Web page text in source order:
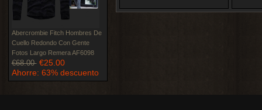
Abercrombie Fitch Hombres De
Cuello Redondo Con Gente
Fotos Largo Remera AF6098
€68.00 €25.00
Ahorre: 63% descuento